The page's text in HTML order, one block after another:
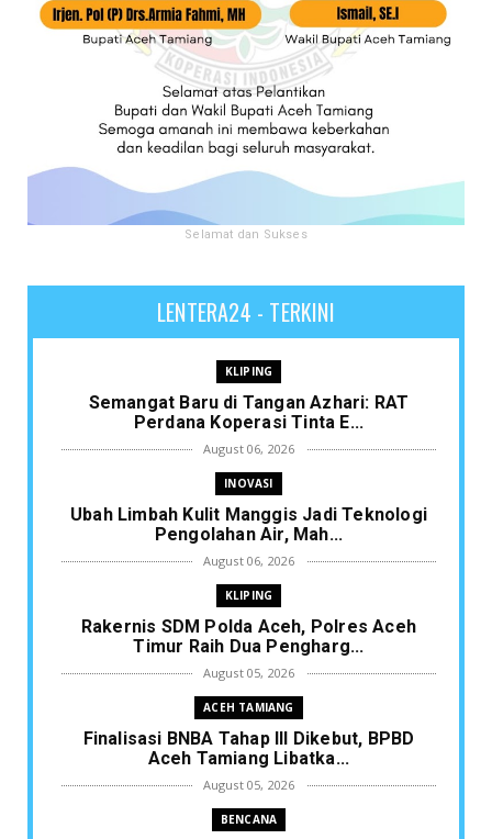
Selamat dan Sukses
LENTERA24 - TERKINI
KLIPING
Semangat Baru di Tangan Azhari: RAT
Perdana Koperasi Tinta E...
August 06, 2026
INOVASI
Ubah Limbah Kulit Manggis Jadi Teknologi
Pengolahan Air, Mah...
August 06, 2026
KLIPING
Rakernis SDM Polda Aceh, Polres Aceh
Timur Raih Dua Pengharg...
August 05, 2026
ACEH TAMIANG
Finalisasi BNBA Tahap III Dikebut, BPBD
Aceh Tamiang Libatka...
August 05, 2026
BENCANA